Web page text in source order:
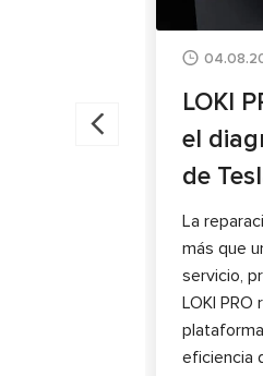
LOKI
el
de
La
más que
servicio,
LOKI
eficiencia